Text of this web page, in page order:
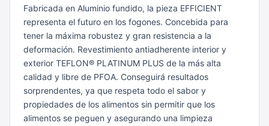
Fabricada en Aluminio fundido, la pieza EFFICIENT
representa el futuro en los fogones. Concebida para
tener la máxima robustez y gran resistencia a la
deformación. Revestimiento antiadherente interior y
exterior TEFLON® PLATINUM PLUS de la más alta
calidad y libre de PFOA. Conseguirá resultados
sorprendentes, ya que respeta todo el sabor y
propiedades de los alimentos sin permitir que los
alimentos se peguen y asegurando una limpieza